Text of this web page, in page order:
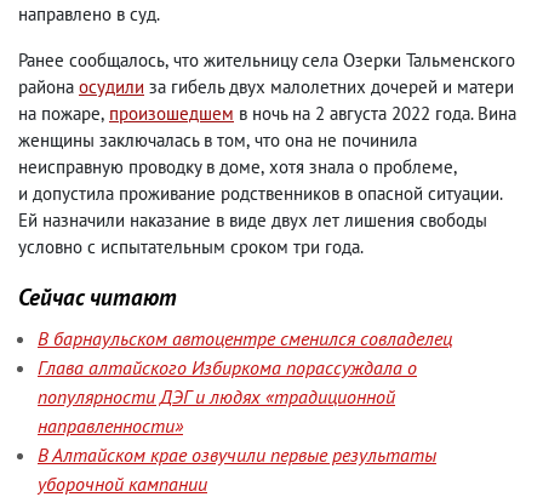
направлено в суд.
Ранее сообщалось, что жительницу села Озерки Тальменского
района осудили за гибель двух малолетних дочерей и матери
на пожаре, произошедшем в ночь на 2 августа 2022 года. Вина
женщины заключалась в том, что она не починила
неисправную проводку в доме, хотя знала о проблеме,
и допустила проживание родственников в опасной ситуации.
Ей назначили наказание в виде двух лет лишения свободы
условно с испытательным сроком три года.
Сейчас читают
В барнаульском автоцентре сменился совладелец
Глава алтайского Избиркома порассуждала о
популярности ДЭГ и людях «традиционной
направленности»
В Алтайском крае озвучили первые результаты
уборочной кампании